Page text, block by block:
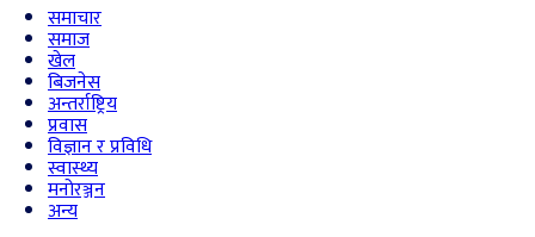
समाचार
समाज
खेल
बिजनेस
अन्तर्राष्ट्रिय
प्रवास
विज्ञान र प्रविधि
स्वास्थ्य
मनोरञ्जन
अन्य